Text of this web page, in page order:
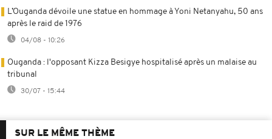
L’Ouganda dévoile une statue en hommage à Yoni Netanyahu, 50 ans
après le raid de 1976
04/08 - 10:26
Ouganda : l'opposant Kizza Besigye hospitalisé après un malaise au
tribunal
30/07 - 15:44
SUR LE MÊME THÈME